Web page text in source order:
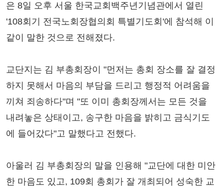
은 8일 오후 서울 한국교회백주년기념관에서 열린
'108회기 전국노회장협의회 특별기도회'에 참석해 이
같이 말한 것으로 전해졌다.
교단지는 김 부총회장이 "먼저는 총회 장소를 잘 결정
하지 못해서 마음의 부담을 드리고 행정적 어려움을
끼쳐 죄송하다"며 "또 이미 총회장께서는 모든 것을
내려놓은 상태이고, 송구한 마음을 밝히고 금식기도
에 들어갔다"고 말했다고 전했다.
아울러 김 부총회장의 말을 인용해 "교단에 대한 미안
한 마음도 있고, 109회 총회가 잘 개최되어 성숙한 교